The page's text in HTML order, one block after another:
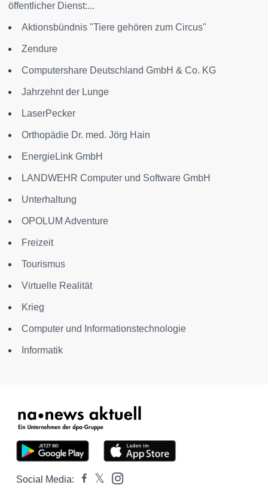
öffentlicher Dienst:...
Aktionsbündnis "Tiere gehören zum Circus"
Zendure
Computershare Deutschland GmbH & Co. KG
Jahrzehnt der Lunge
LaserPecker
Orthopädie Dr. med. Jörg Hain
EnergieLink GmbH
LANDWEHR Computer und Software GmbH
Unterhaltung
OPOLUM Adventure
Freizeit
Tourismus
Virtuelle Realität
Krieg
Computer und Informationstechnologie
Informatik
Social Media: